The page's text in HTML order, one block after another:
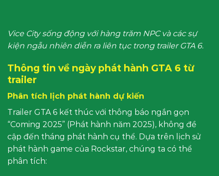
Vice City sống động với hàng trăm NPC và các sự
kiện ngẫu nhiên diễn ra liên tục trong trailer GTA 6.
Thông tin về ngày phát hành GTA 6 từ
trailer
Phân tích lịch phát hành dự kiến
Trailer GTA 6 kết thúc với thông báo ngắn gọn
“Coming 2025” (Phát hành năm 2025), không đề
cập đến tháng phát hành cụ thể. Dựa trên lịch sử
phát hành game của Rockstar, chúng ta có thể
phân tích: